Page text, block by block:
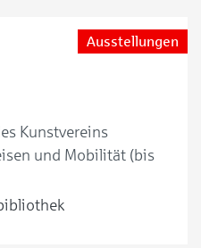
Ausstellungen
Kunstvereins
und Mobilität (bis